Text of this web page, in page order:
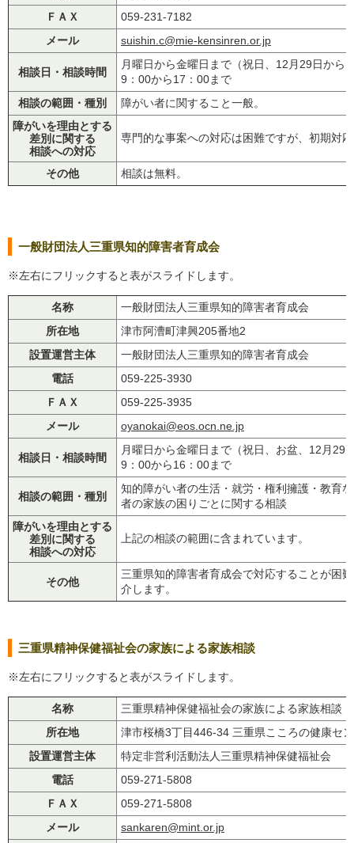
ＦＡＸ
059-231-7182
メール
suishin.c@mie-kensinren.or.jp
相談日・相談時間
月曜日から金曜日まで（祝日、12月29日から
9：00から17：00まで
相談の範囲・種別
障がい者に関すること一般。
障がいを理由とする
差別に関する
相談への対応
専門的な事案への対応は困難ですが、初期対
その他 相談は無料。
一般財団法人三重県知的障害者育成会
※左右にフリックすると表がスライドします。
名称
一般財団法人三重県知的障害者育成会
所在地
津市阿漕町津興205番地2
設置運営主体
一般財団法人三重県知的障害者育成会
電話
059-225-3930
ＦＡＸ
059-225-3935
メール
oyanokai@eos.ocn.ne.jp
相談日・相談時間
月曜日から金曜日まで（祝日、お盆、12月29
9：00から16：00まで
相談の範囲・種別
知的障がい者の生活・就労・権利擁護・教育
者の家族の困りごとに関する相談
障がいを理由とする
差別に関する
相談への対応
上記の相談の範囲に含まれています。
その他
三重県知的障害者育成会で対応することが困
介します。
三重県精神保健福祉会の家族による家族相談
※左右にフリックすると表がスライドします。
名称
三重県精神保健福祉会の家族による家族相談
所在地
津市桜橋3丁目446-34 三重県こころの健康セ
設置運営主体
特定非営利活動法人三重県精神保健福祉会
電話
059-271-5808
ＦＡＸ
059-271-5808
メール
sankaren@mint.or.jp